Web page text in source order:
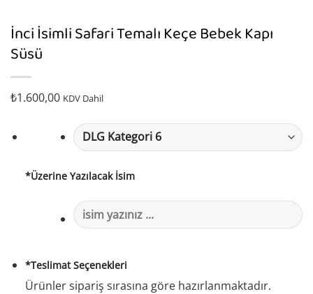
İnci İsimli Safari Temalı Keçe Bebek Kapı
Süsü
₺1.600,00 KDV Dahil
*Üzerine Yazılacak İsim
*Teslimat Seçenekleri
Ürünler sipariş sırasına göre hazırlanmaktadır.